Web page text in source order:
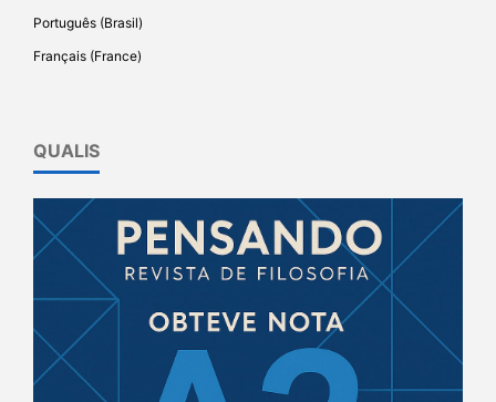
Português (Brasil)
Français (France)
QUALIS